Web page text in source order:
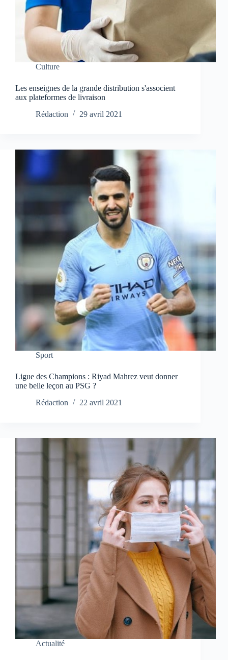
Culture
Les enseignes de la grande distribution s'associent
aux plateformes de livraison
Rédaction
29 avril 2021
Sport
Ligue des Champions : Riyad Mahrez veut donner
une belle leçon au PSG ?
Rédaction
22 avril 2021
Actualité